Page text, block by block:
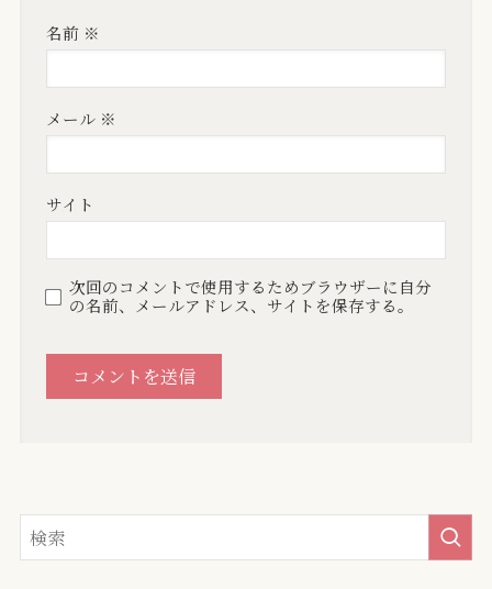
名前 ※
メール ※
サイト
次回のコメントで使用するためブラウザーに自分
の名前、メールアドレス、サイトを保存する。